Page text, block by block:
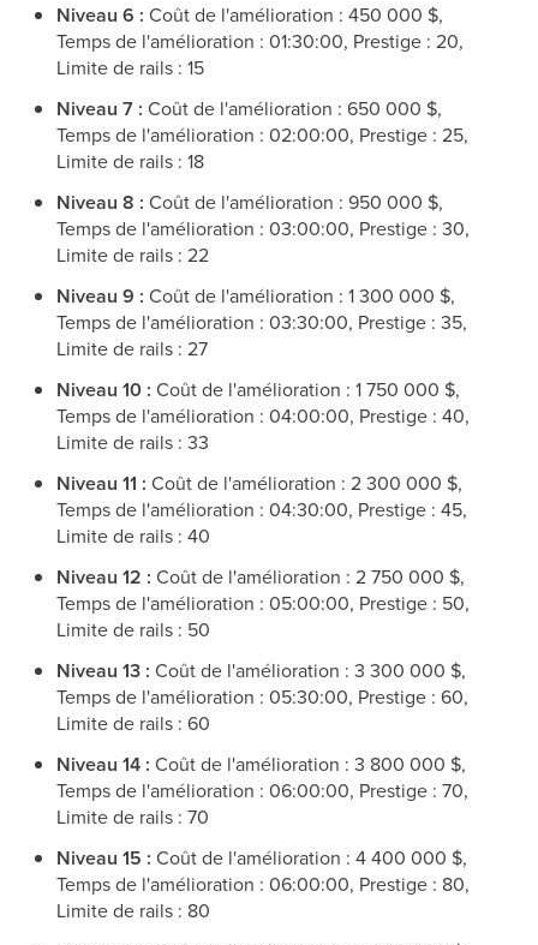
Niveau 6 : Coût de l'amélioration : 450 000 $,
Temps de l'amélioration : 01:30:00, Prestige : 20,
Limite de rails : 15
Niveau 7 : Coût de l'amélioration : 650 000 $,
Temps de l'amélioration : 02:00:00, Prestige : 25,
Limite de rails : 18
Niveau 8 : Coût de l'amélioration : 950 000 $,
Temps de l'amélioration : 03:00:00, Prestige : 30,
Limite de rails : 22
Niveau 9 : Coût de l'amélioration : 1 300 000 $,
Temps de l'amélioration : 03:30:00, Prestige : 35,
Limite de rails : 27
Niveau 10 : Coût de l'amélioration : 1 750 000 $,
Temps de l'amélioration : 04:00:00, Prestige : 40,
Limite de rails : 33
Niveau 11 : Coût de l'amélioration : 2 300 000 $,
Temps de l'amélioration : 04:30:00, Prestige : 45,
Limite de rails : 40
Niveau 12 : Coût de l'amélioration : 2 750 000 $,
Temps de l'amélioration : 05:00:00, Prestige : 50,
Limite de rails : 50
Niveau 13 : Coût de l'amélioration : 3 300 000 $,
Temps de l'amélioration : 05:30:00, Prestige : 60,
Limite de rails : 60
Niveau 14 : Coût de l'amélioration : 3 800 000 $,
Temps de l'amélioration : 06:00:00, Prestige : 70,
Limite de rails : 70
Niveau 15 : Coût de l'amélioration : 4 400 000 $,
Temps de l'amélioration : 06:00:00, Prestige : 80,
Limite de rails : 80